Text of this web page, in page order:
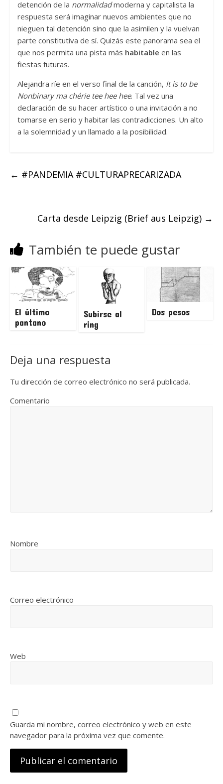
detención de la normalidadmoderna y capitalista la
respuesta será imaginar nuevos ambientes que no
nieguen tal detención sino que la asimilen y la vuelvan
parte constitutiva de sí. Quizás este panorama sea el
que nos permita una pista más habitable en las
fiestas futuras.
Alejandra ríe en el verso final de la canción, It is to be
Nonbinary ma chérie tee hee hee. Tal vez una
declaración de su hacer artístico o una invitación a no
tomarse en serio y habitar las contradicciones. Un alto
a la solemnidad y un llamado a la posibilidad.
← #PANDEMIA #CULTURAPRECARIZADA
Carta desde Leipzig (Brief aus Leipzig) →
También te puede gustar
El último
pantano
Subirse al
ring
Dos pesos
Deja una respuesta
Tu dirección de correo electrónico no será publicada.
Comentario
Nombre
Correo electrónico
Web
Guarda mi nombre, correo electrónico y web en este
navegador para la próxima vez que comente.